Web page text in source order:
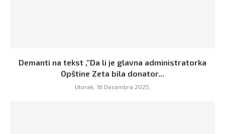
Demanti na tekst ,”Da li je glavna administratorka
Opštine Zeta bila donator...
Utorak, 16 Decembra 2025,